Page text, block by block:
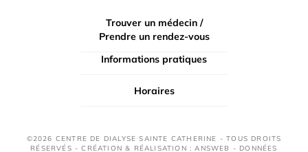
Trouver un médecin /
Prendre un rendez-vous
Informations pratiques
Horaires
©2026 CENTRE DE DIALYSE SAINTE CATHERINE - TOUS DROITS
RÉSERVÉS - CRÉATION & RÉALISATION : ANSWEB - DONNÉES